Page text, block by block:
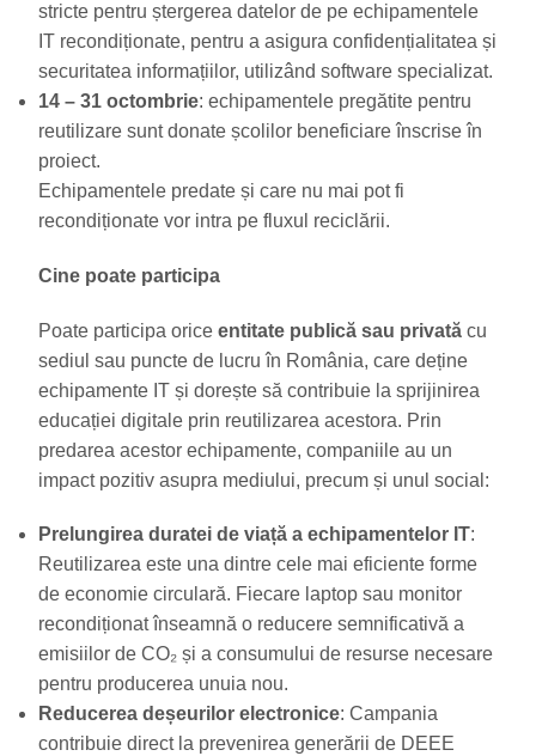
stricte pentru ștergerea datelor de pe echipamentele
IT recondiționate, pentru a asigura confidențialitatea și
securitatea informațiilor, utilizând software specializat.
14 – 31 octombrie: echipamentele pregătite pentru
reutilizare sunt donate școlilor beneficiare înscrise în
proiect.
Echipamentele predate și care nu mai pot fi
recondiționate vor intra pe fluxul reciclării.
Cine poate participa
Poate participa orice entitate publică sau privată cu
sediul sau puncte de lucru în România, care deține
echipamente IT și dorește să contribuie la sprijinirea
educației digitale prin reutilizarea acestora. Prin
predarea acestor echipamente, companiile au un
impact pozitiv asupra mediului, precum și unul social:
Prelungirea duratei de viață a echipamentelor IT:
Reutilizarea este una dintre cele mai eficiente forme
de economie circulară. Fiecare laptop sau monitor
recondiționat înseamnă o reducere semnificativă a
emisiilor de CO₂ și a consumului de resurse necesare
pentru producerea unuia nou.
Reducerea deșeurilor electronice: Campania
contribuie direct la prevenirea generării de DEEE